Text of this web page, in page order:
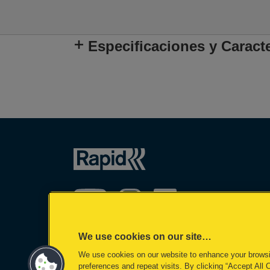
Especificaciones y
©2026 ACCO Brands
We use cookies on our site…
We use cookies on our website to enhance your
preferences and repeat visits. By clicking “Accept All